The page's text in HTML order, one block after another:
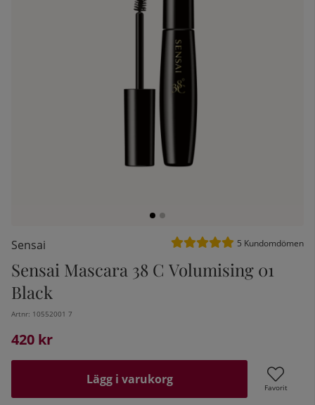
Sensai Medelbetyg 5 av 5 Antal
5 Kundomdömen
Sensai Mascara 38 C Volumising 01
Black
Artnr: 10552001 7
420 kr
Lägg i varukorg
Favorit